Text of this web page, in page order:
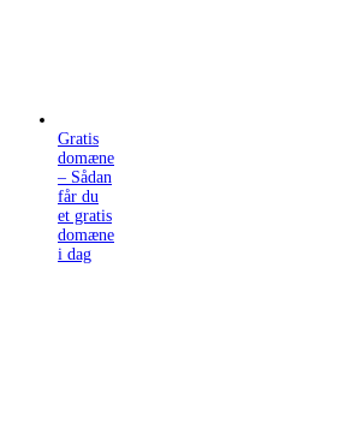
Gratis
domæne
– Sådan
får du
et gratis
domæne
i dag